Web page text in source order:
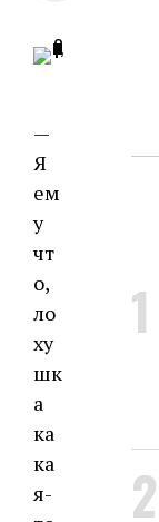
—
Я
ем
у
чт
о,
ло
ху
шк
а
ка
ка
я-